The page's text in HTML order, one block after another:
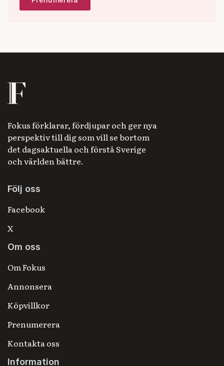
Fokus förklarar, fördjupar och ger nya
perspektiv till dig som vill se bortom
det dagsaktuella och förstå Sverige
och världen bättre.
Följ oss
Facebook
X
Om oss
Om Fokus
Annonsera
Köpvillkor
Prenumerera
Kontakta oss
Information